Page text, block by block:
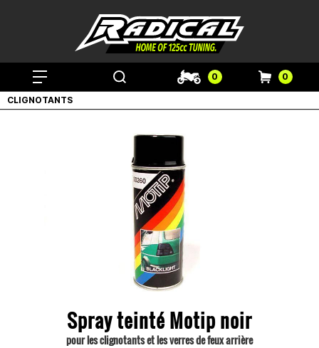
0 0
CLIGNOTANTS
Spray teinté Motip noir
pour les clignotants et les verres de feux arrière